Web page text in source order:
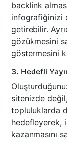
backlink
infografiğinizi
getirebilir.
gözükmesini
göstermesini
3. Hedefli
sitenizde
topluluklarda
hedefleyerek,
kazanmasını